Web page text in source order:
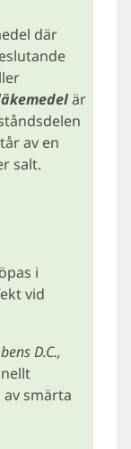
där
är
av en
salt.
i
vid
D.C.,
smärta